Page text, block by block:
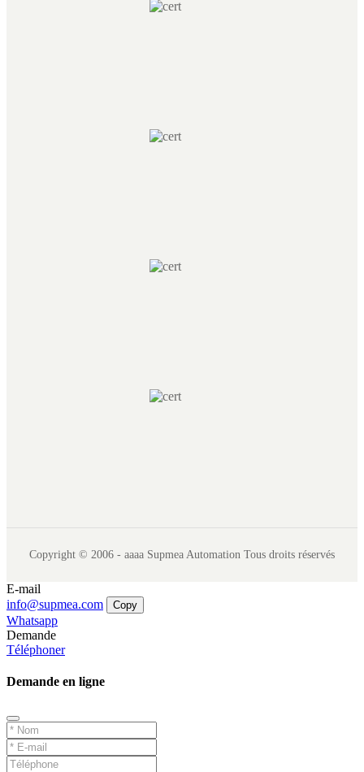
Copyright © 2006 - aaaa Supmea Automation Tous droits réservés
E-mail
info@supmea.com
Copy
Whatsapp
Demande
Téléphoner
Demande en ligne